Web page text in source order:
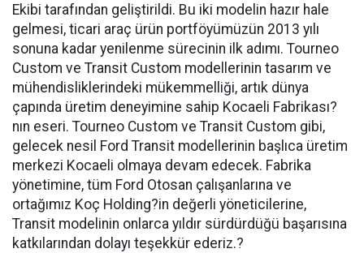
Ekibi tarafından geliştirildi. Bu iki modelin hazır hale
gelmesi, ticari araç ürün portföyümüzün 2013 yılı
sonuna kadar yenilenme sürecinin ilk adımı. Tourneo
Custom ve Transit Custom modellerinin tasarım ve
mühendisliklerindeki mükemmelliği, artık dünya
çapında üretim deneyimine sahip Kocaeli Fabrikası?
nın eseri. Tourneo Custom ve Transit Custom gibi,
gelecek nesil Ford Transit modellerinin başlıca üretim
merkezi Kocaeli olmaya devam edecek. Fabrika
yönetimine, tüm Ford Otosan çalışanlarına ve
ortağımız Koç Holding?in değerli yöneticilerine,
Transit modelinin onlarca yıldır sürdürdüğü başarısına
katkılarından dolayı teşekkür ederiz.?